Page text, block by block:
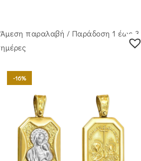
Άμεση παραλαβή / Παράδoση 1 έως 3
ημέρες
-16%